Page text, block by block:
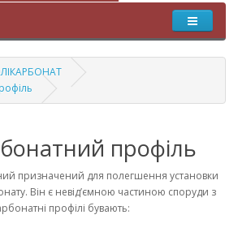
профіль
призначений для полегшення установки
Він є невід’ємною частиною споруди з
профілі бувають: